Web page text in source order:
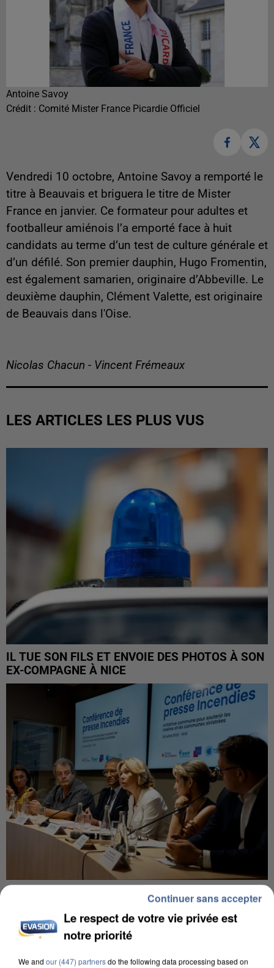
Antoine Savoy
Crédit : Comité Mister France Picardie Officiel
Vendredi 10 octobre, Antoine Savoy a remporté le
titre à Beauvais et briguera le titre de Mister
France en janvier. Ce formateur pour adultes et
footballeur amiénois l’a emporté face à huit
candidats au terme d’un test de culture générale et
d’un défilé. Son premier dauphin, Hugo Fromentin,
est également samarien, originaire d’Abbeville. Le
deuxième dauphin, Clément Valette, est originaire
de Beauvais dans l'Oise.
Nicolas Chacun - Vincent Frémeaux
LES ARTICLES LES PLUS VUS
IL TUE SON FILS ET ENVOIE DES PHOTOS À SON
EX-COMPAGNE À NICE
INCENDIES : L’ÎLE-DE-FRANCE LANCE UN ÉLAN
DE SOLIDARITÉ AVEC LES...
Le respect de votre vie privée est
notre priorité
We and our (447) partnersdo the following data processing based on
Continuer sans accepter